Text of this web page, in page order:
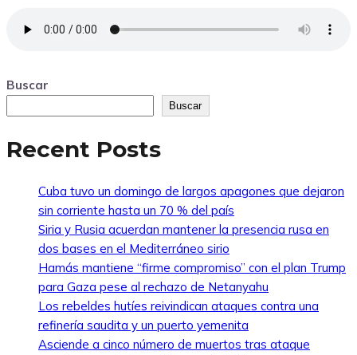
Buscar
Buscar
Recent Posts
Cuba tuvo un domingo de largos apagones que dejaron
sin corriente hasta un 70 % del país
Siria y Rusia acuerdan mantener la presencia rusa en
dos bases en el Mediterráneo sirio
Hamás mantiene “firme compromiso” con el plan Trump
para Gaza pese al rechazo de Netanyahu
Los rebeldes hutíes reivindican ataques contra una
refinería saudita y un puerto yemenita
Asciende a cinco número de muertos tras ataque